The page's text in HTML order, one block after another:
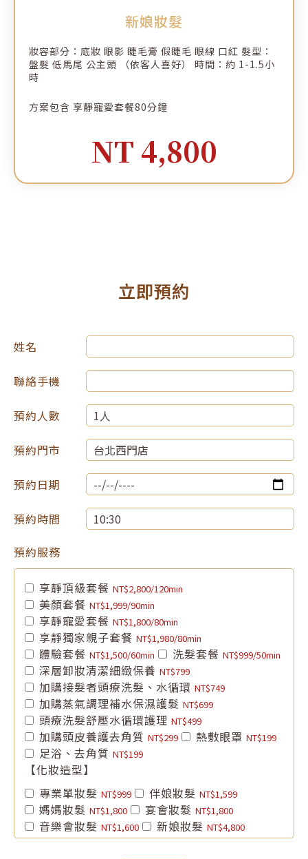
新娘妝髮
妝容部分：底妝 眼影 睫毛膏 假睫毛 眼線 口紅 髮型：
盤髮 低馬尾 公主頭 （依客人喜好） 時間：約 1-1.5小
時
方案包含 享靜寵愛套餐80分鐘
NT 4,800
立即預約
姓名
聯絡手機
預約人數
預約門市
預約日期
預約時間
預約服務
享靜頂級套餐 NT$2,800/120min
美顏套餐 NT$1,999/90min
享靜寵愛套餐 NT$1,800/80min
享靜獨家親子套餐 NT$1,980/80min
體驗套餐 NT$1,500/60min 洗髮套餐 NT$999/50min
深層卸妝清潔細緻保養 NT$799
加購接髮者頭療洗髮、水循環 NT$749
加購蒸氣調理補水保濕護髮 NT$699
頭療洗髮舒壓水循環護理 NT$499
加購頭皮養護去角質 NT$299 熱敷眼罩 NT$199
足浴、去角質 NT$199
【化妝造型】
專業單妝髮 NT$999 伴娘妝髮 NT$1,599
媽媽妝髮 NT$1,800 宴會妝髮 NT$1,800
音樂會妝髮 NT$1,600 新娘妝髮 NT$4,800